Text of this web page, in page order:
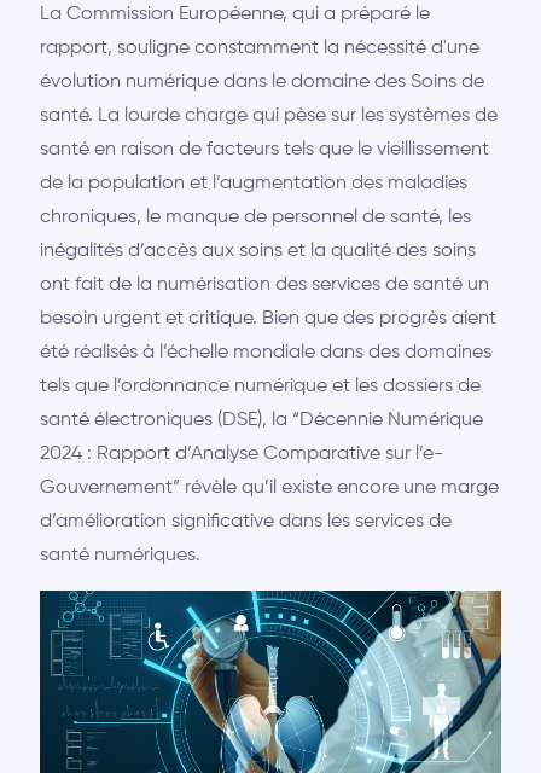
La Commission Européenne, qui a préparé le
rapport, souligne constamment la nécessité d'une
évolution numérique dans le domaine des Soins de
santé. La lourde charge qui pèse sur les systèmes de
santé en raison de facteurs tels que le vieillissement
de la population et l’augmentation des maladies
chroniques, le manque de personnel de santé, les
inégalités d’accès aux soins et la qualité des soins
ont fait de la numérisation des services de santé un
besoin urgent et critique. Bien que des progrès aient
été réalisés à l’échelle mondiale dans des domaines
tels que l’ordonnance numérique et les dossiers de
santé électroniques (DSE), la “Décennie Numérique
2024 : Rapport d’Analyse Comparative sur l’e-
Gouvernement” révèle qu’il existe encore une marge
d’amélioration significative dans les services de
santé numériques.